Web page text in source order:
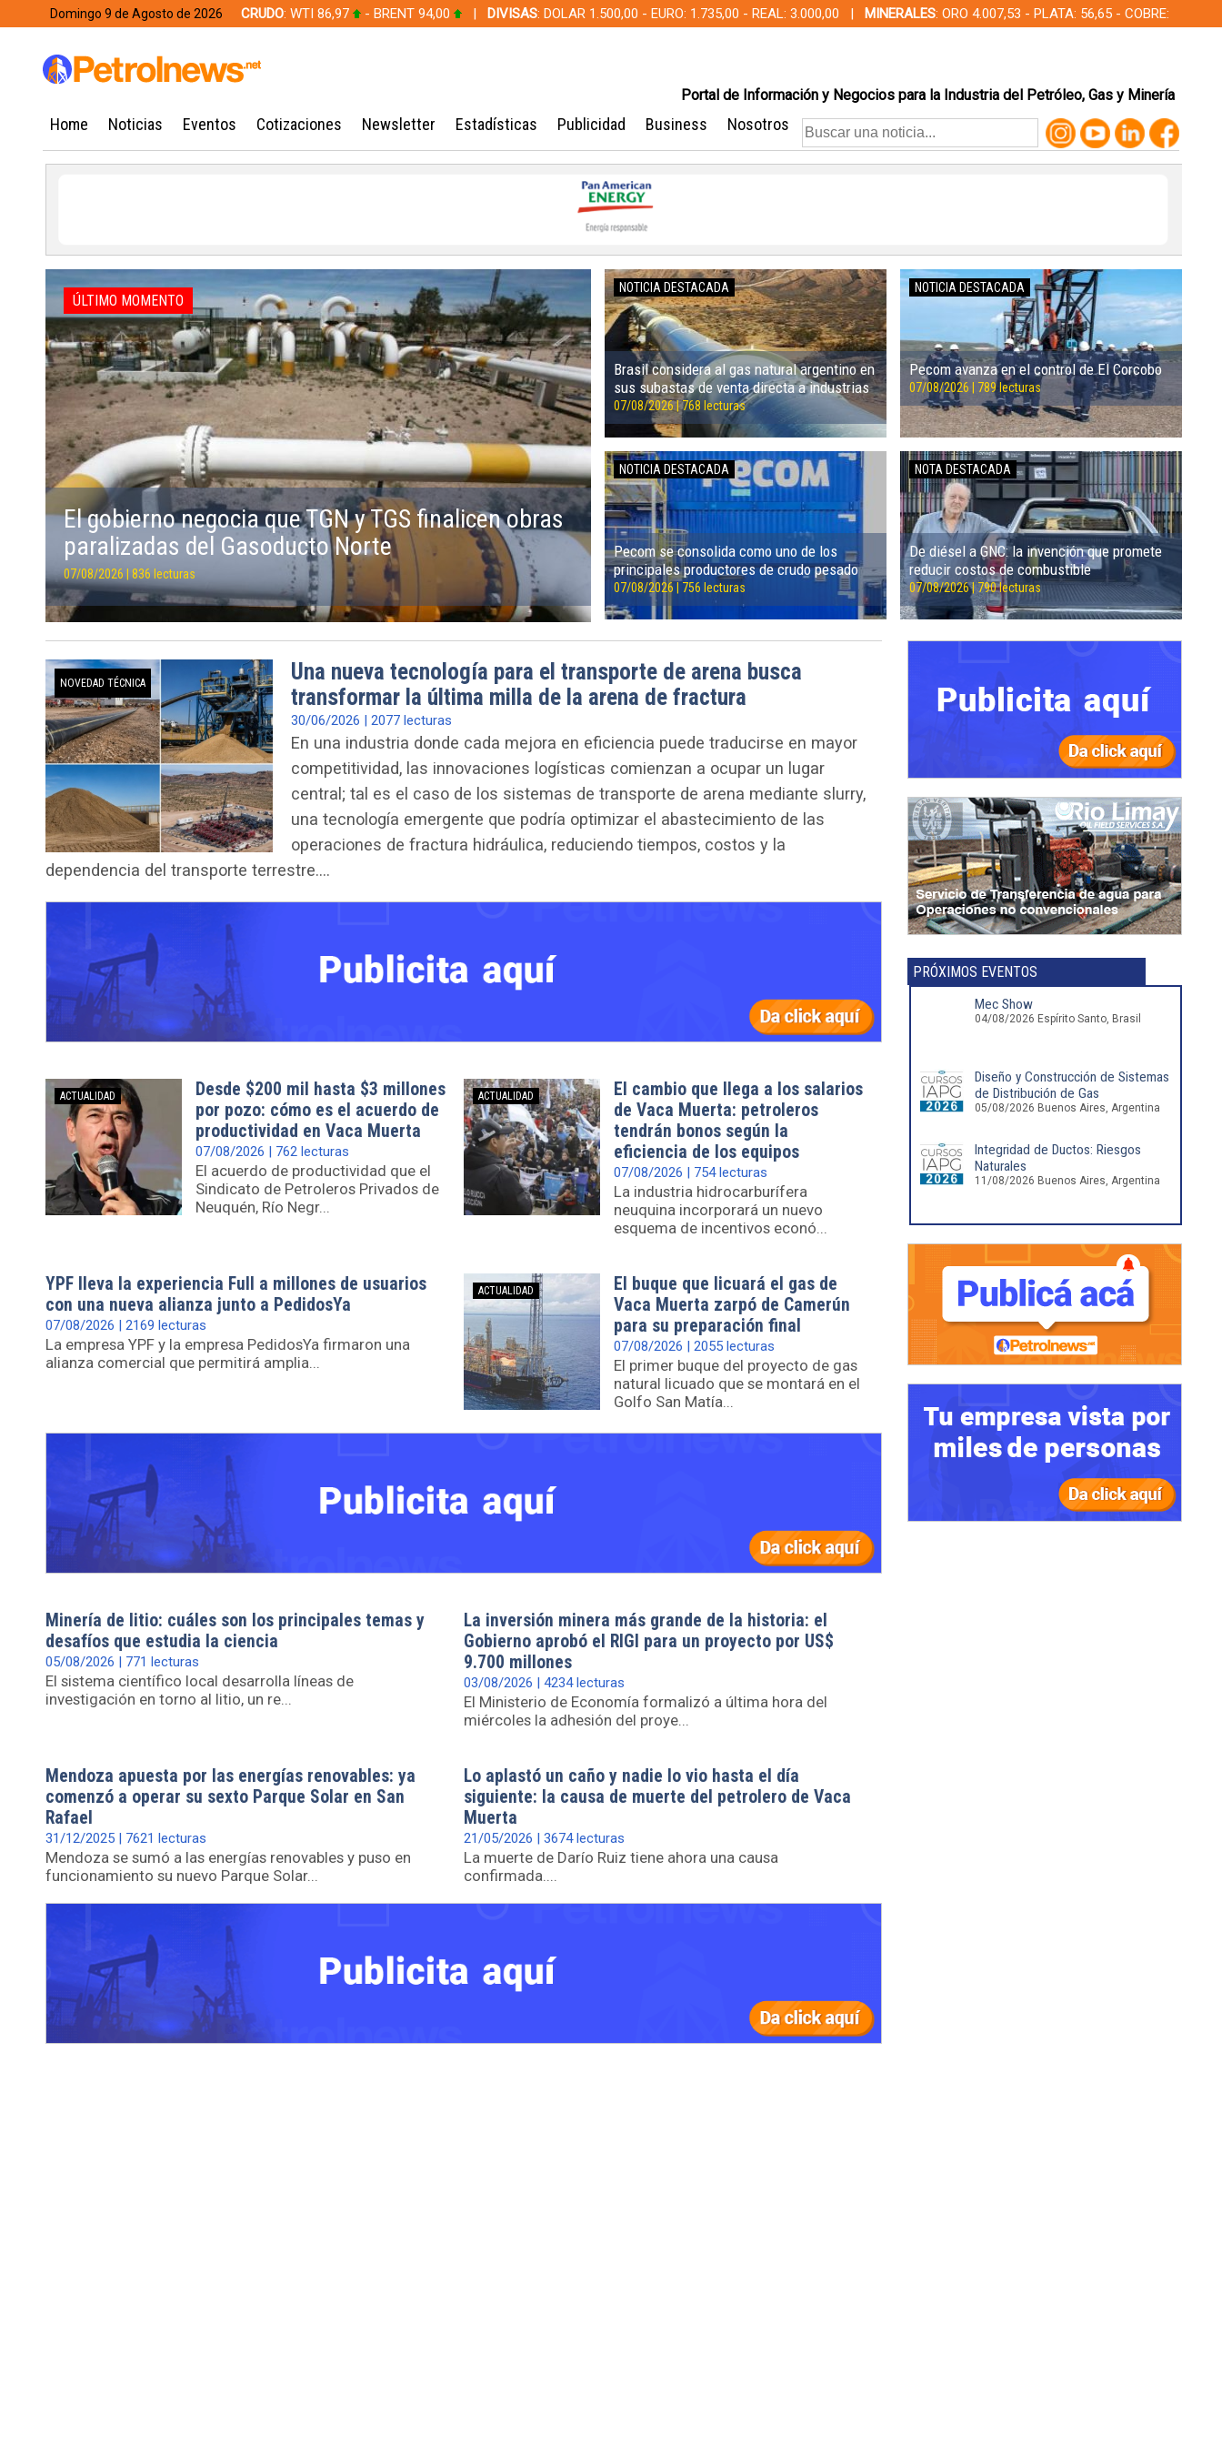
Domingo 9 de Agosto de 2026 CRUDO: WTI 86,97 - BRENT 94,00 | DIVISAS: DOLAR 1.500,00 - EURO: 1.735,00 - REAL: 3.000,00 | MINERALES: ORO 4.007,53 - PLATA: 56,65 - COBRE:
Portal de Información y Negocios para la Industria del Petróleo, Gas y Minería
Home Noticias Eventos Cotizaciones Newsletter Estadísticas Publicidad Business Nosotros
ÚLTIMO MOMENTO
El gobierno negocia que TGN y TGS finalicen obras
paralizadas del Gasoducto Norte
07/08/2026 | 836 lecturas
NOTICIA DESTACADA
Brasil considera al gas natural argentino en
sus subastas de venta directa a industrias
07/08/2026 | 768 lecturas
NOTICIA DESTACADA
Pecom avanza en el control de El Corcobo
07/08/2026 | 789 lecturas
NOTICIA DESTACADA
Pecom se consolida como uno de los
principales productores de crudo pesado
07/08/2026 | 756 lecturas
NOTA DESTACADA
De diésel a GNC: la invención que promete
reducir costos de combustible
07/08/2026 | 790 lecturas
NOVEDAD TÉCNICA
Una nueva tecnología para el transporte de arena busca
transformar la última milla de la arena de fractura
30/06/2026 | 2077 lecturas
En una industria donde cada mejora en eficiencia puede traducirse en mayor
competitividad, las innovaciones logísticas comienzan a ocupar un lugar
central; tal es el caso de los sistemas de transporte de arena mediante slurry,
una tecnología emergente que podría optimizar el abastecimiento de las
operaciones de fractura hidráulica, reduciendo tiempos, costos y la
dependencia del transporte terrestre....
ACTUALIDAD
Desde $200 mil hasta $3 millones
por pozo: cómo es el acuerdo de
productividad en Vaca Muerta
07/08/2026 | 762 lecturas
El acuerdo de productividad que el
Sindicato de Petroleros Privados de
Neuquén, Río Negr...
ACTUALIDAD
El cambio que llega a los salarios
de Vaca Muerta: petroleros
tendrán bonos según la
eficiencia de los equipos
07/08/2026 | 754 lecturas
La industria hidrocarburífera
neuquina incorporará un nuevo
esquema de incentivos econó...
YPF lleva la experiencia Full a millones de usuarios
con una nueva alianza junto a PedidosYa
07/08/2026 | 2169 lecturas
La empresa YPF y la empresa PedidosYa firmaron una
alianza comercial que permitirá amplia...
ACTUALIDAD
El buque que licuará el gas de
Vaca Muerta zarpó de Camerún
para su preparación final
07/08/2026 | 2055 lecturas
El primer buque del proyecto de gas
natural licuado que se montará en el
Golfo San Matía...
Minería de litio: cuáles son los principales temas y
desafíos que estudia la ciencia
05/08/2026 | 771 lecturas
El sistema científico local desarrolla líneas de
investigación en torno al litio, un re...
La inversión minera más grande de la historia: el
Gobierno aprobó el RIGI para un proyecto por US$
9.700 millones
03/08/2026 | 4234 lecturas
El Ministerio de Economía formalizó a última hora del
miércoles la adhesión del proye...
Mendoza apuesta por las energías renovables: ya
comenzó a operar su sexto Parque Solar en San
Rafael
31/12/2025 | 7621 lecturas
Mendoza se sumó a las energías renovables y puso en
funcionamiento su nuevo Parque Solar...
Lo aplastó un caño y nadie lo vio hasta el día
siguiente: la causa de muerte del petrolero de Vaca
Muerta
21/05/2026 | 3674 lecturas
La muerte de Darío Ruiz tiene ahora una causa
confirmada....
PRÓXIMOS EVENTOS
Mec Show
04/08/2026 Espírito Santo, Brasil
Diseño y Construcción de Sistemas
de Distribución de Gas
05/08/2026 Buenos Aires, Argentina
Integridad de Ductos: Riesgos
Naturales
11/08/2026 Buenos Aires, Argentina